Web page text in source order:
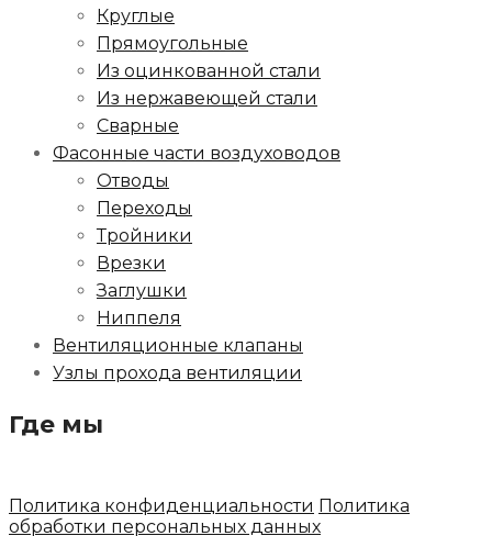
Круглые
Прямоугольные
Из оцинкованной стали
Из нержавеющей стали
Сварные
Фасонные части воздуховодов
Отводы
Переходы
Тройники
Врезки
Заглушки
Ниппеля
Вентиляционные клапаны
Узлы прохода вентиляции
Где мы
Политика конфиденциальности Политика
обработки персональных данных